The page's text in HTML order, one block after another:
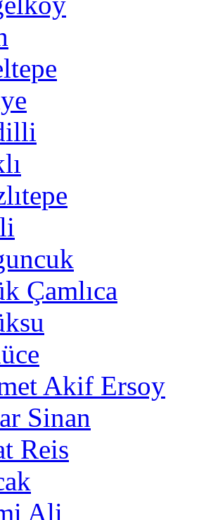
Çamlıca
Akif Ersoy
Sinan
Reis
Ali